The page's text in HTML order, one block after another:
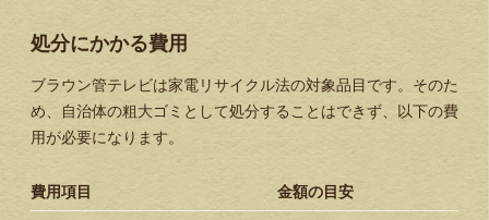
処分にかかる費用
ブラウン管テレビは家電リサイクル法の対象品目です。そのた
め、自治体の粗大ゴミとして処分することはできず、以下の費
用が必要になります。
費用項目 金額の目安